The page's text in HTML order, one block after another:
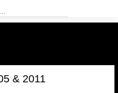
& 2011